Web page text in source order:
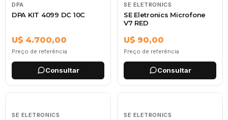
DPA
DPA KIT 4099 DC 10C
U$ 4.700,00
Preço de referência
Consultar
SE ELETRONICS
SE Eletronics Microfone
V7 RED
U$ 90,00
Preço de referência
Consultar
SE ELETRONICS SE ELETRONICS